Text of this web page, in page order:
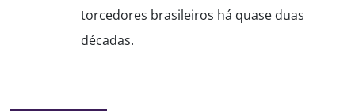
torcedores brasileiros há quase duas
décadas.